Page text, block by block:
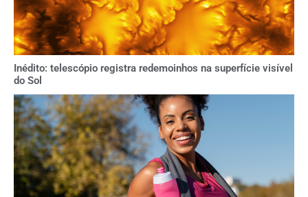
Inédito: telescópio registra redemoinhos na superfície visível
do Sol